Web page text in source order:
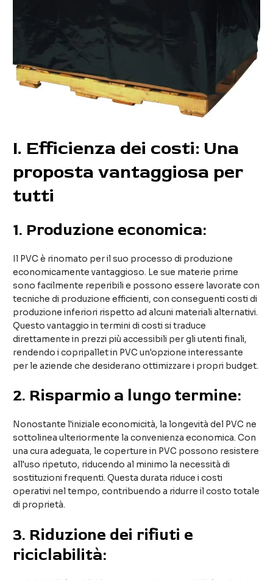
I. Efficienza dei costi: Una
proposta vantaggiosa per
tutti
1. Produzione economica:
Il PVC è rinomato per il suo processo di produzione
economicamente vantaggioso. Le sue materie prime
sono facilmente reperibili e possono essere lavorate con
tecniche di produzione efficienti, con conseguenti costi di
produzione inferiori rispetto ad alcuni materiali alternativi.
Questo vantaggio in termini di costi si traduce
direttamente in prezzi più accessibili per gli utenti finali,
rendendo i copripallet in PVC un'opzione interessante
per le aziende che desiderano ottimizzare i propri budget.
2. Risparmio a lungo termine:
Nonostante l'iniziale economicità, la longevità del PVC ne
sottolinea ulteriormente la convenienza economica. Con
una cura adeguata, le coperture in PVC possono resistere
all'uso ripetuto, riducendo al minimo la necessità di
sostituzioni frequenti. Questa durata riduce i costi
operativi nel tempo, contribuendo a ridurre il costo totale
di proprietà.
3. Riduzione dei rifiuti e
riciclabilità: